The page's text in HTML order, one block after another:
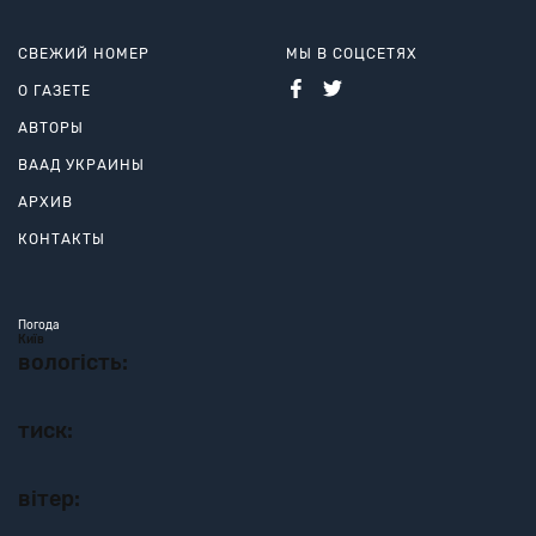
СВЕЖИЙ НОМЕР
О ГАЗЕТЕ
АВТОРЫ
ВААД УКРАИНЫ
АРХИВ
КОНТАКТЫ
МЫ В СОЦСЕТЯХ
Погода
Київ
вологість:
тиск:
вітер: